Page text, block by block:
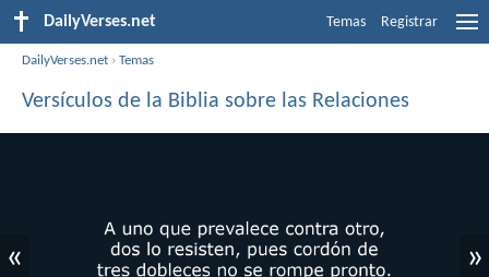
DailyVerses.net Temas Registrar
DailyVerses.net ›Temas
Versículos de la Biblia sobre las Relaciones
« »